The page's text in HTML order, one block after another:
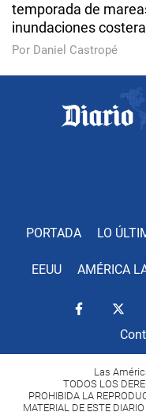
temporada de
inundaciones
Por Daniel Castropé
PORTADA LO
EEUU AMÉRICA
Las
TODOS LOS
PROHIBIDA LA
MATERIAL DE ESTE